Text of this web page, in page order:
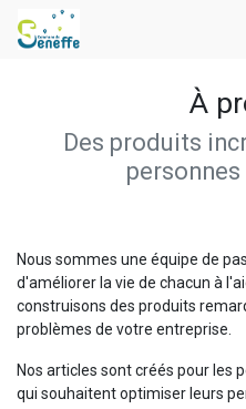
À
Des produits
Nous sommes une équipe de
d'améliorer la vie de chacun à
construisons des produits
problèmes de votre entreprise.
Nos articles sont créés pour les
qui souhaitent optimiser leurs